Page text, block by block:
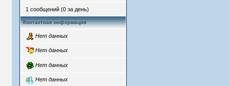
1 сообщений (0 за день)
Контактная информация
Нет данных
Нет данных
Нет данных
Нет данных